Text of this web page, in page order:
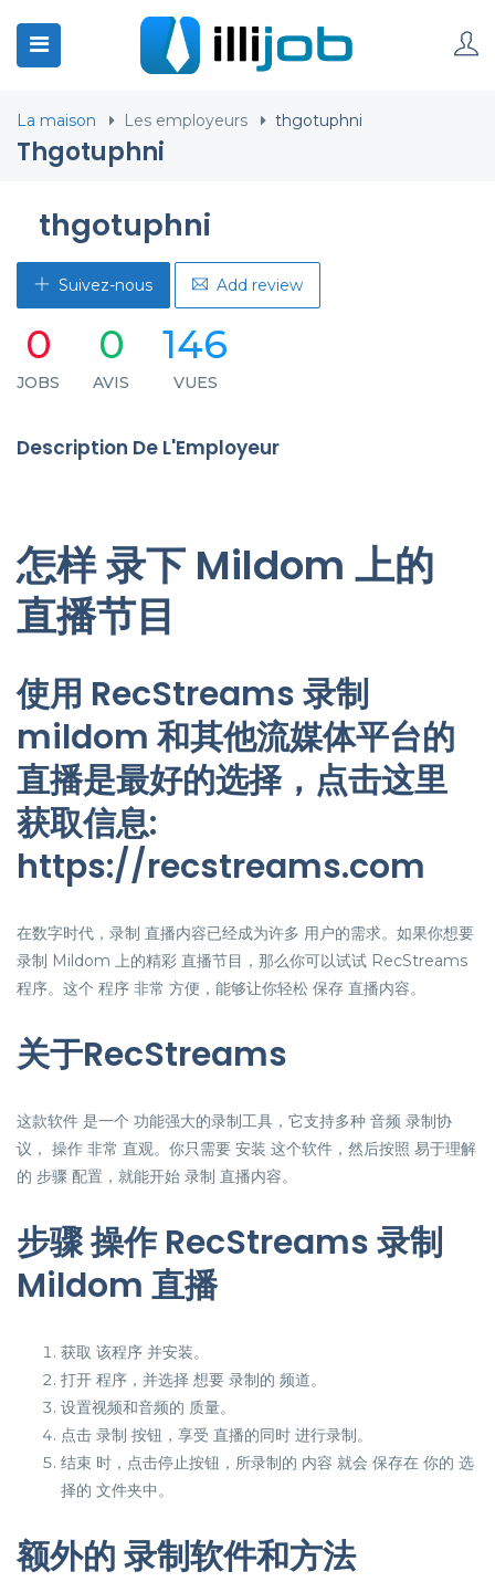
La maison Les employeurs thgotuphni
Thgotuphni
thgotuphni
Suivez-nous Add review
0
JOBS
0
AVIS
146
VUES
Description De L'Employeur
怎样 录下 Mildom 上的
直播节目
使用 RecStreams 录制
mildom 和其他流媒体平台的
直播是最好的选择，点击这里
获取信息:
https://recstreams.com
在数字时代，录制 直播内容已经成为许多 用户的需求。如果你想要
录制 Mildom 上的精彩 直播节目，那么你可以试试 RecStreams
程序。这个 程序 非常 方便，能够让你轻松 保存 直播内容。
关于RecStreams
这款软件 是一个 功能强大的录制工具，它支持多种 音频 录制协
议， 操作 非常 直观。你只需要 安装 这个软件，然后按照 易于理解
的 步骤 配置，就能开始 录制 直播内容。
步骤 操作 RecStreams 录制
Mildom 直播
获取 该程序 并安装。
打开 程序，并选择 想要 录制的 频道。
设置视频和音频的 质量。
点击 录制 按钮，享受 直播的同时 进行录制。
结束 时，点击停止按钮，所录制的 内容 就会 保存在 你的 选
择的 文件夹中。
额外的 录制软件和方法